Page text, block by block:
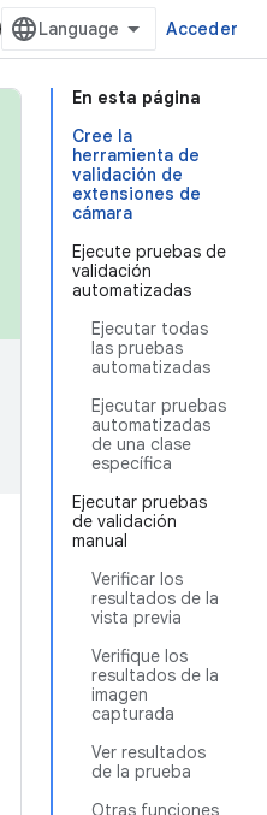
Acceder
En esta página
Cree la
herramienta de
validación de
extensiones de
cámara
Ejecute pruebas de
validación
automatizadas
Ejecutar todas
las pruebas
automatizadas
Ejecutar pruebas
automatizadas
de una clase
específica
Ejecutar pruebas
de validación
manual
Verificar los
resultados de la
vista previa
Verifique los
resultados de la
imagen
capturada
Ver resultados
de la prueba
Otras funciones